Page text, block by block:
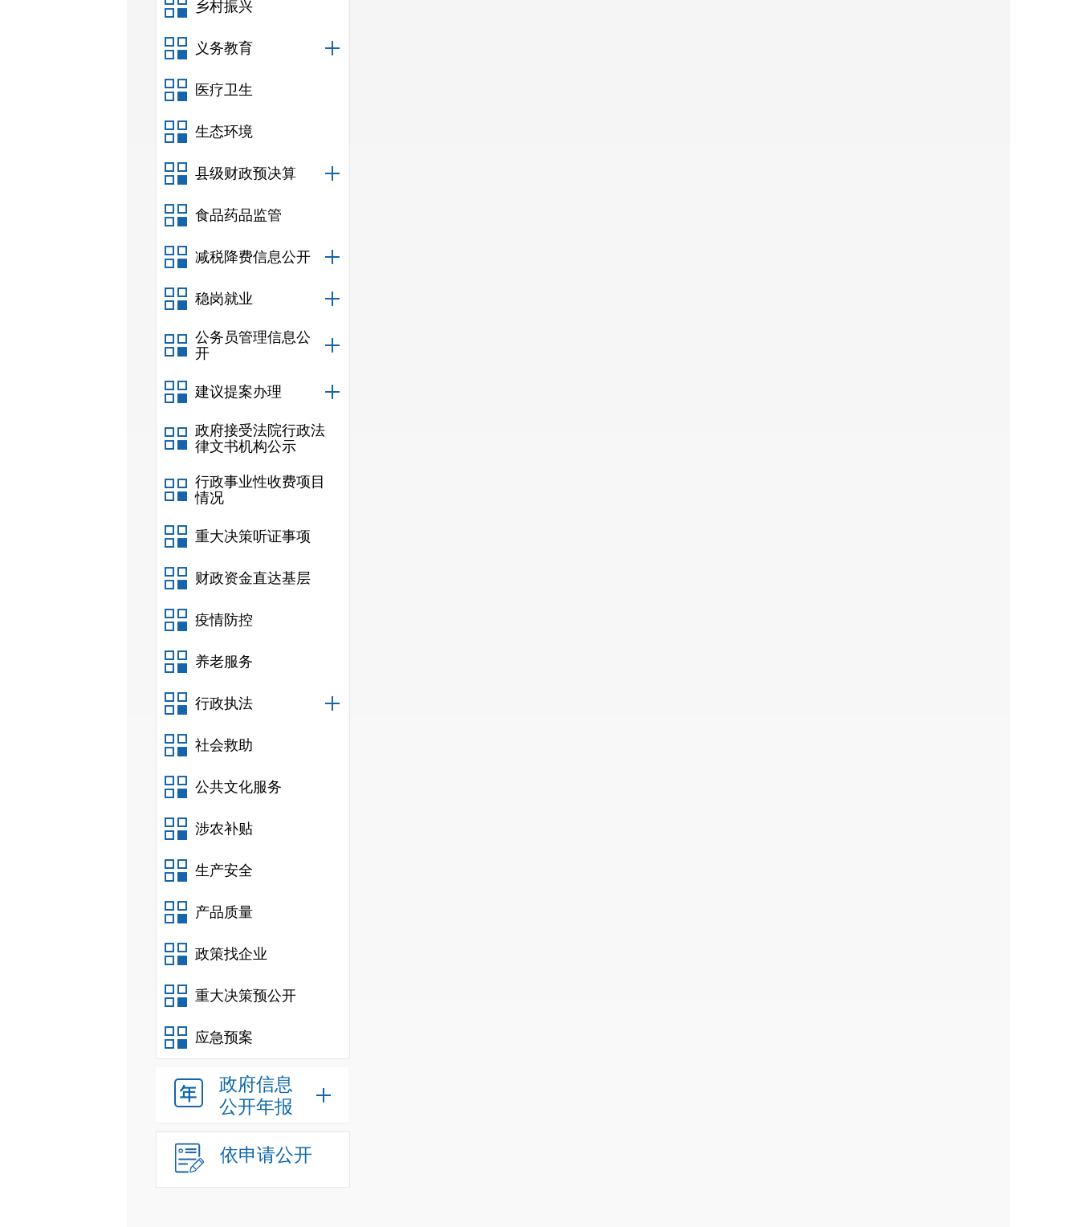
乡村振兴
义务教育
医疗卫生
生态环境
县级财政预决算
食品药品监管
减税降费信息公开
稳岗就业
公务员管理信息公
开
建议提案办理
政府接受法院行政法
律文书机构公示
行政事业性收费项目
情况
重大决策听证事项
财政资金直达基层
疫情防控
养老服务
行政执法
社会救助
公共文化服务
涉农补贴
生产安全
产品质量
政策找企业
重大决策预公开
应急预案
政府信息
公开年报
依申请公开